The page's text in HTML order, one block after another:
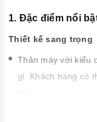
1. Đặc điểm nổi
Thiết kế sang trọng
Thân máy với kiểu
gỉ. Khách hàng có
Với kích thước